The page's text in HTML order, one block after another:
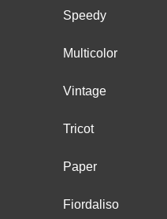
Speedy
Multicolor
Vintage
Tricot
Paper
Fiordaliso